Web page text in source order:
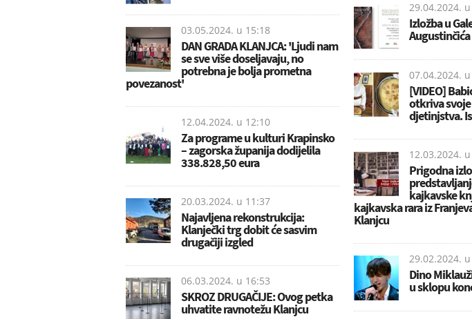
03.05.2024. u 15:18
DAN GRADA KLANJCA: 'Ljudi nam
se sve više doseljavaju, no
potrebna je bolja prometna
povezanost'
12.04.2024. u 12:10
Za programe u kulturi Krapinsko
– zagorska županija dodijelila
338.828,50 eura
20.03.2024. u 11:37
Najavljena rekonstrukcija:
Klanječki trg dobit će sasvim
drugačiji izgled
06.03.2024. u 16:53
SKROZ DRUGAČIJE: Ovog petka
uhvatite ravnotežu Klanjcu
29.04.2024. u
Izložba u
07.04.2024. u
[VIDEO]
otkriva svoje
djetinjstva.
12.03.2024. u
Prigodna
kajkavske
kajkavska rara iz
Klanjcu
29.02.2024. u
Dino
u sklopu